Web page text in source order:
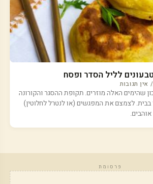
לליל הסדר ופסח
אין תגובות
שהימים האלה מוזרים. תקופת ההסגר והקורונה
בבית. לצמצם את המפגשים (או לנטרל לחלוטין)
פרסומת